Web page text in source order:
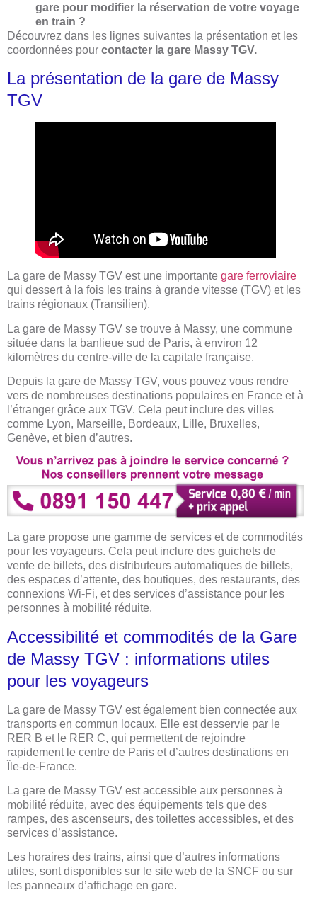
gare pour modifier la réservation de votre voyage
en train ?
Découvrez dans les lignes suivantes la présentation et les
coordonnées pour contacter la gare Massy TGV.
La présentation de la gare de Massy
TGV
La gare de Massy TGV est une importante gare ferroviaire
qui dessert à la fois les trains à grande vitesse (TGV) et les
trains régionaux (Transilien).
La gare de Massy TGV se trouve à Massy, une commune
située dans la banlieue sud de Paris, à environ 12
kilomètres du centre-ville de la capitale française.
Depuis la gare de Massy TGV, vous pouvez vous rendre
vers de nombreuses destinations populaires en France et à
l’étranger grâce aux TGV. Cela peut inclure des villes
comme Lyon, Marseille, Bordeaux, Lille, Bruxelles,
Genève, et bien d’autres.
La gare propose une gamme de services et de commodités
pour les voyageurs. Cela peut inclure des guichets de
vente de billets, des distributeurs automatiques de billets,
des espaces d’attente, des boutiques, des restaurants, des
connexions Wi-Fi, et des services d’assistance pour les
personnes à mobilité réduite.
Accessibilité et commodités de la Gare
de Massy TGV : informations utiles
pour les voyageurs
La gare de Massy TGV est également bien connectée aux
transports en commun locaux. Elle est desservie par le
RER B et le RER C, qui permettent de rejoindre
rapidement le centre de Paris et d’autres destinations en
Île-de-France.
La gare de Massy TGV est accessible aux personnes à
mobilité réduite, avec des équipements tels que des
rampes, des ascenseurs, des toilettes accessibles, et des
services d’assistance.
Les horaires des trains, ainsi que d’autres informations
utiles, sont disponibles sur le site web de la SNCF ou sur
les panneaux d’affichage en gare.